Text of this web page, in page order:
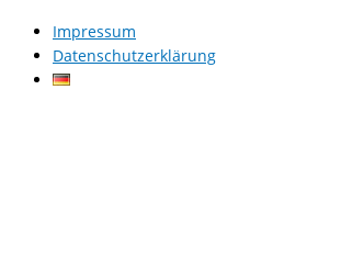
Impressum
Datenschutzerklärung